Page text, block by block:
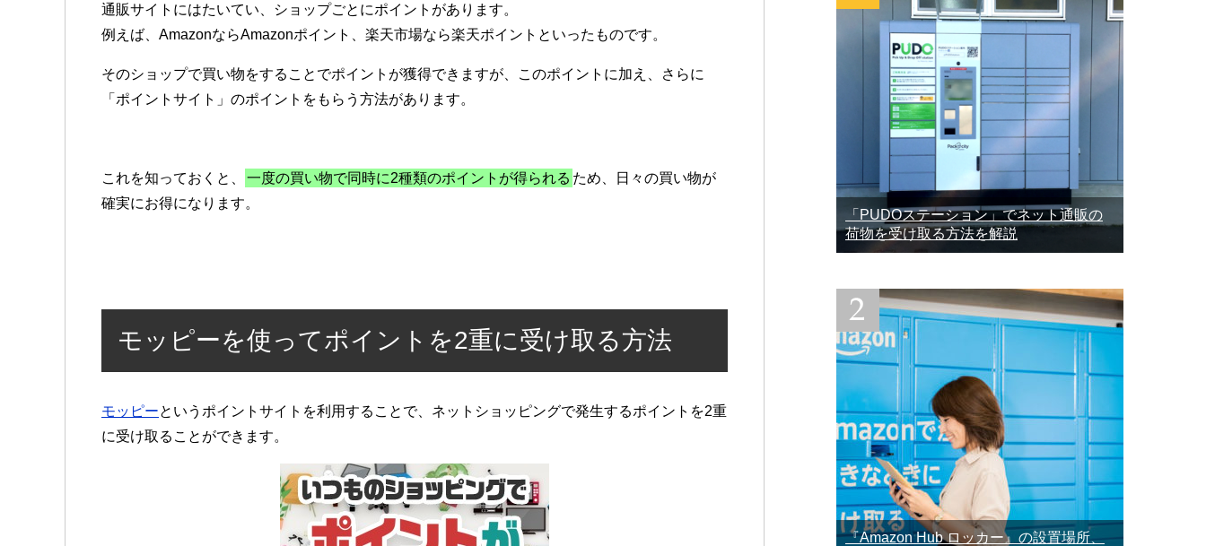
通販サイトにはたいてい、ショップごとにポイントがあります。
例えば、AmazonならAmazonポイント、楽天市場なら楽天ポイントといったものです。
そのショップで買い物をすることでポイントが獲得できますが、このポイントに加え、さらに
「ポイントサイト」のポイントをもらう方法があります。
これを知っておくと、 一度の買い物で同時に2種類のポイントが得られる ため、日々の買い物が
確実にお得になります。
モッピーを使ってポイントを2重に受け取る方法
モッピーというポイントサイトを利用することで、ネットショッピングで発生するポイントを2重
に受け取ることができます。
「PUDOステーション」でネット通販の
荷物を受け取る方法を解説
『Amazon Hub ロッカー』の設置場所、